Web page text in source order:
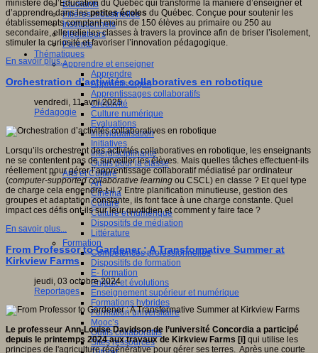
Etudiants
Filières industrielles
Institutionnels
Médiateurs
Parents
Thématiques
Apprendre et enseigner
Apprendre
Apprentissages
Apprentissages collaboratifs
Créativité
Culture numérique
Evaluations
Individualisation
Initiatives
Interdisciplinarité
Outils pour la classe
Arts et Culture
Art
Cinéma
Culture
Culture et numérique
Dispositifs de médiation
Littérature
Formation
Compétences professionnelles
Dispositifs de formation
E- formation
Enjeux et évolutions
Enseignement supérieur et numérique
Formations hybrides
Formation universitaire
Mooc’s
Outils collaboratifs
Sites ressources
ministère de l’Éducation du Québec qui transforme la manière d’enseigner et
d’apprendre dans lespetites écoles du Québec. Conçue pour soutenir les
établissements comptant moins de 150 élèves au primaire ou 250 au
secondaire, elle relie les classes à travers la province afin de briser l’isolement,
stimuler la curiosité et favoriser l’innovation pédagogique.
En savoir plus...
Orchestration d’activités collaboratives en robotique
vendredi, 11 avril 2025
Pédagogie
Lorsqu’ils orchestrent des activités collaboratives en robotique, les enseignants
ne se contentent pas de surveiller les élèves. Mais quelles tâches effectuent-ils
réellement pour gérer l’apprentissage collaboratif médiatisé par ordinateur
(computer-supported collaborative learning ou CSCL) en classe ? Et quel type
de charge cela engendre-t-il ? Entre planification minutieuse, gestion des
groupes et adaptation constante, ils font face à une charge constante. Quel
impact ces défis ont-ils sur leur quotidien et comment y faire face ?
En savoir plus...
From Professor to Gardener : A Transformative Summer at
Kirkview Farms
jeudi, 03 octobre 2024
Reportages
Le professeur Ann-Louise Davidson de l’université Concordia a participé
depuis le printemps 2024 aux travaux de Kirkview Farms [i] qui utilise les
principes de l'agriculture régénérative pour gérer ses terres. Après une courte